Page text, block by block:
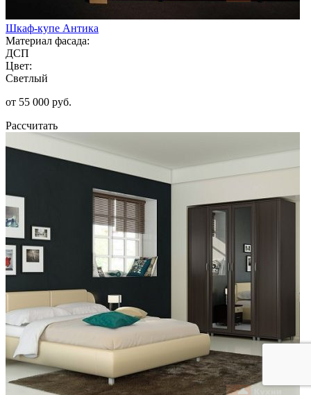
Шкаф-купе Антика
Материал фасада:
ДСП
Цвет:
Светлый
от 55 000 руб.
Рассчитать